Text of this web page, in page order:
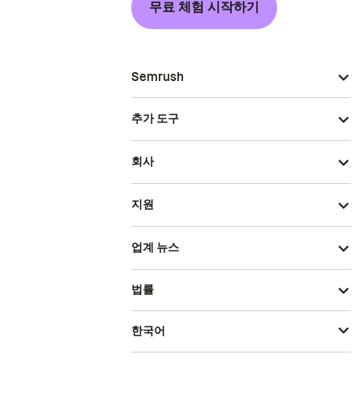
무료 체험 시작하기
Semrush
추가 도구
회사
지원
업계 뉴스
법률
한국어